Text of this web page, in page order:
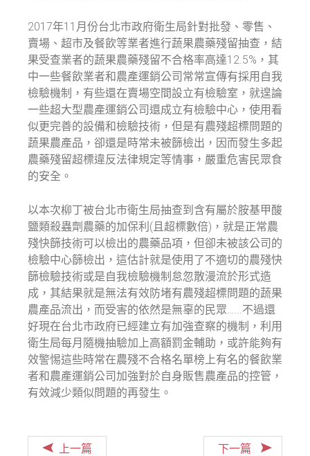
2017年11月份台北市政府衛生局針對批發、零售、
賣場、超市及餐飲等業者進行蔬果農藥殘留抽查，結
果受查業者的蔬果農藥殘留不合格率高達12.5%，其
中一些餐飲業者和農產運銷公司常常宣傳有採用自我
檢驗機制，有些還在賣場空間設立有檢驗室，就遑論
一些超大型農產運銷公司還成立有檢驗中心，使用看
似更完善的設備和檢驗技術，但是有農殘超標問題的
蔬果農產品，卻還是時常未被篩檢出，因而發生多起
農藥殘留超標違反法律規定等情事，嚴重危害民眾食
的安全。
以本次柳丁被台北市衛生局抽查到含有屬於胺基甲酸
鹽類殺蟲劑農藥的加保利(且超標數倍)，就是正常農
殘快篩技術可以檢出的農藥品項，但卻未被該公司的
檢驗中心篩檢出，這估計就是使用了不適切的農殘快
篩檢驗技術或是自我檢驗機制怠忽散漫流於形式造
成，其結果就是無法有效防堵有農殘超標問題的蔬果
農產品流出，而受害的依然是無辜的民眾…...不過還
好現在台北市政府已經建立有加強查察的機制，利用
衛生局每月隨機抽驗加上高額罰金輔助，或許能夠有
效警惕這些時常在農殘不合格名單榜上有名的餐飲業
者和農產運銷公司加強對於自身販售農產品的控管，
有效減少類似問題的再發生。
上一篇 下一篇